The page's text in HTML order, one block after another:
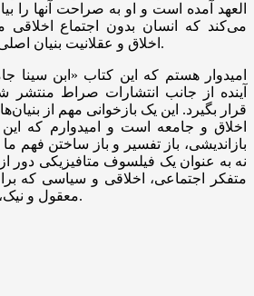
العهد آمده است و او به صراحت آنها را
می‌کند که انسان بدون اجتماع
اخلاق و عقلانیت بنیان اصلی او در اجتماع مدنی است.
امیدوار هستم که این کتاب «ابن سینا
آینده از جانب انتشارات صراط
قرار بگیرد. این یک بازخوانی مهم از
اخلاق و جامعه است و امیدوارم که این
بازاندیشی، باز تفسیر و باز ساختن فهم
نه به عنوان یک فیلسوف متافیزیکی دور
متفکر اجتماعی، اخلاقی و سیاسی که
معقول و نیک، فکر عمیقی داشته است.